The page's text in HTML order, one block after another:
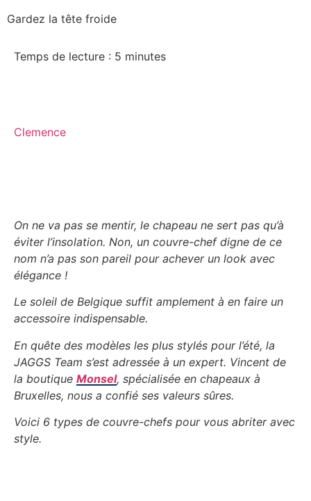
Gardez la tête froide
Clemence
Temps de lecture : 5 minutes
On ne va pas se mentir, le chapeau ne sert pas qu’à
éviter l’insolation. Non, un couvre-chef digne de ce
nom n’a pas son pareil pour achever un look avec
élégance !
Le soleil de Belgique suffit amplement à en faire un
accessoire indispensable.
En quête des modèles les plus stylés pour l’été, la
JAGGS Team s’est adressée à un expert. Vincent de
la boutique Monsel, spécialisée en chapeaux à
Bruxelles, nous a confié ses valeurs sûres.
Voici 6 types de couvre-chefs pour vous abriter avec
style.